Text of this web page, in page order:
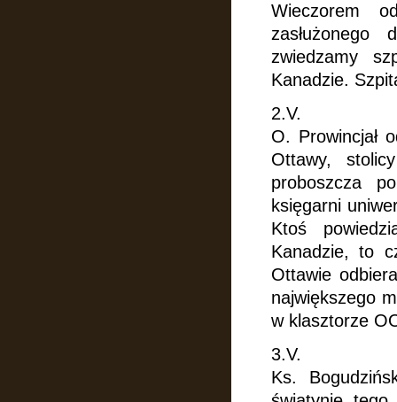
Wieczorem
zwiedzamy
Kanadzie.
2.V.
O. Prowincjał
Ottawy,
proboszcza
księgarni
Ktoś
Kanadzie,to
Ottawie
największego
w klasztorze
3.V.
Ks.